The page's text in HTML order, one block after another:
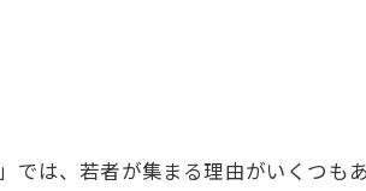
値を実現する秘訣
は、若者が集まる理由がいくつも